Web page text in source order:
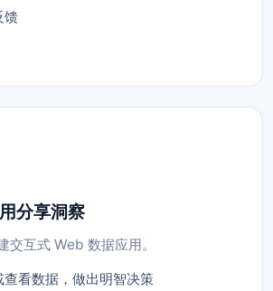
馈
分享洞察
交互式 Web 数据应用。
看数据，做出明智决策